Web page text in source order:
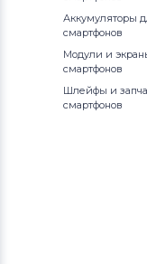
Аккумуляторы
смартфонов
Модули и
смартфонов
Шлейфы и
смартфонов